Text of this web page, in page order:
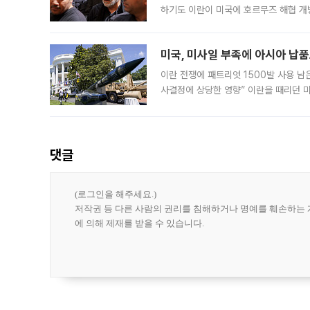
하기도 이란이 미국에 호르무즈 해협
미국, 미사일 부족에 아시아 납
이란 전쟁에 패트리엇 1500발 사용 남
사결정에 상당한 영향” 이란을 때리던
댓글